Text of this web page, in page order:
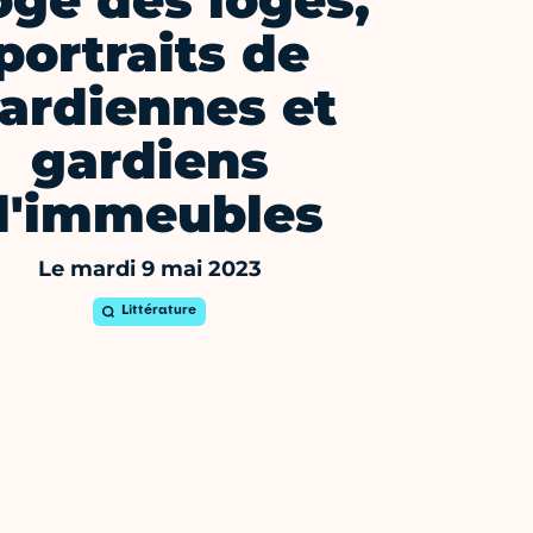
de
et
gardiens
Le mardi 9 mai 2023
Littérature